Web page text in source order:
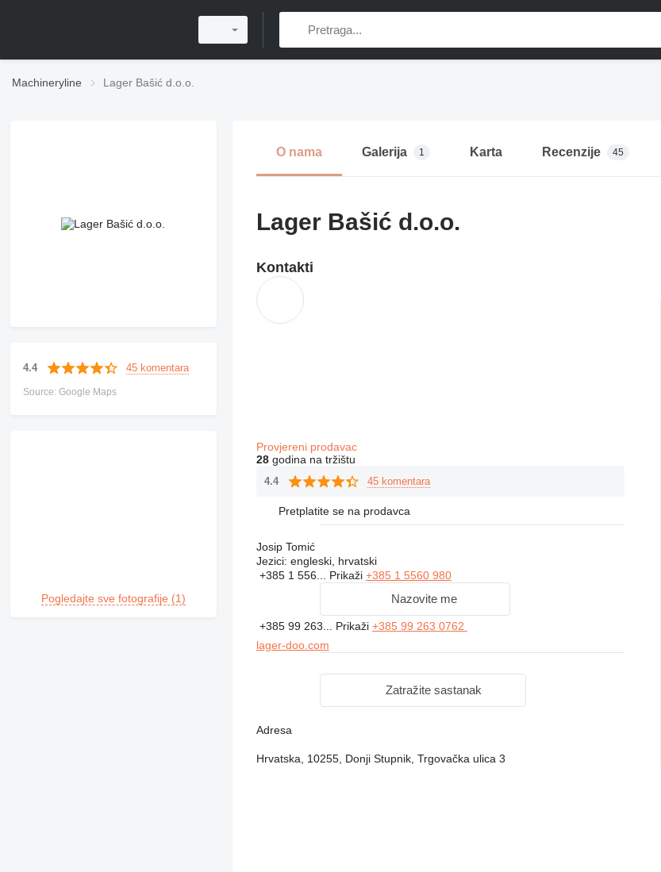
Machineryline Lager Bašić d.o.o.
4.4 45 komentara
Source: Google Maps
Pogledajte sve fotografije (1)
O nama Galerija 1 Karta Recenzije 45
Lager Bašić d.o.o.
Kontakti
Provjereni prodavac
28godina na tržištu
4.4 45 komentara
Pretplatite se na prodavca
Josip Tomić
Jezici: engleski, hrvatski
+385 1 556... Prikaži +385 1 5560 980
Nazovite me
+385 99 263... Prikaži +385 99 263 0762
lager-doo.com
Zatražite sastanak
Adresa
Hrvatska, 10255, Donji Stupnik, Trgovačka ulica 3